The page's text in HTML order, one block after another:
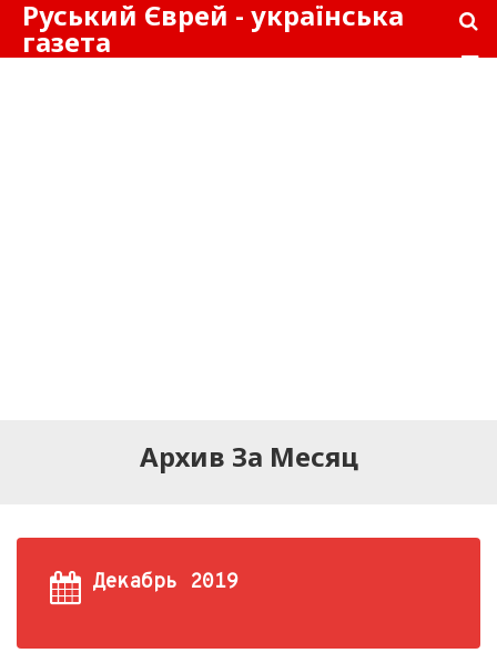
Руський Єврей - українська
газета
Архив За Месяц
Декабрь 2019